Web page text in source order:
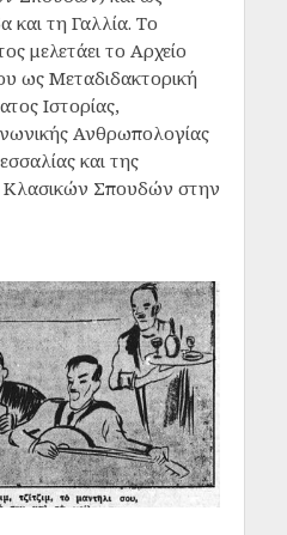
και τη Γαλλία. Το
μελετάει το Αρχείο
ως Μεταδιδακτορική
Ιστορίας,
Ανθρωπολογίας
και της
Κλασικών Σπουδών στην